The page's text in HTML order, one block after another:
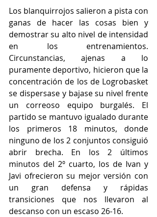
Los blanquirrojos salieron a pista con
ganas de hacer las cosas bien y
demostrar su alto nivel de intensidad
en los entrenamientos.
Circunstancias, ajenas a lo
puramente deportivo, hicieron que la
concentración de los de Logrobasket
se dispersase y bajase su nivel frente
un correoso equipo burgalés. El
partido se mantuvo igualado durante
los primeros 18 minutos, donde
ninguno de los 2 conjuntos consiguió
abrir brecha. En los 2 últimos
minutos del 2º cuarto, los de Ivan y
Javi ofrecieron su mejor versión con
un gran defensa y rápidas
transiciones que nos llevaron al
descanso con un escaso 26-16.